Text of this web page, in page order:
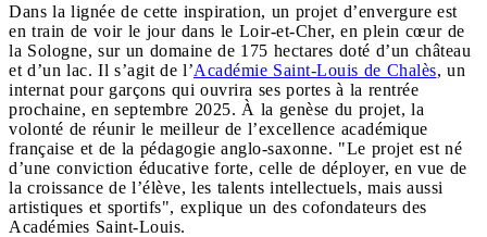
Dans la lignée de cette inspiration, un projet d’envergure est
en train de voir le jour dans le Loir-et-Cher, en plein cœur de
la Sologne, sur un domaine de 175 hectares doté d’un château
et d’un lac. Il s’agit de l’Académie Saint-Louis de Chalès, un
internat pour garçons qui ouvrira ses portes à la rentrée
prochaine, en septembre 2025. À la genèse du projet, la
volonté de réunir le meilleur de l’excellence académique
française et de la pédagogie anglo-saxonne. "Le projet est né
d’une conviction éducative forte, celle de déployer, en vue de
la croissance de l’élève, les talents intellectuels, mais aussi
artistiques et sportifs", explique un des cofondateurs des
Académies Saint-Louis.